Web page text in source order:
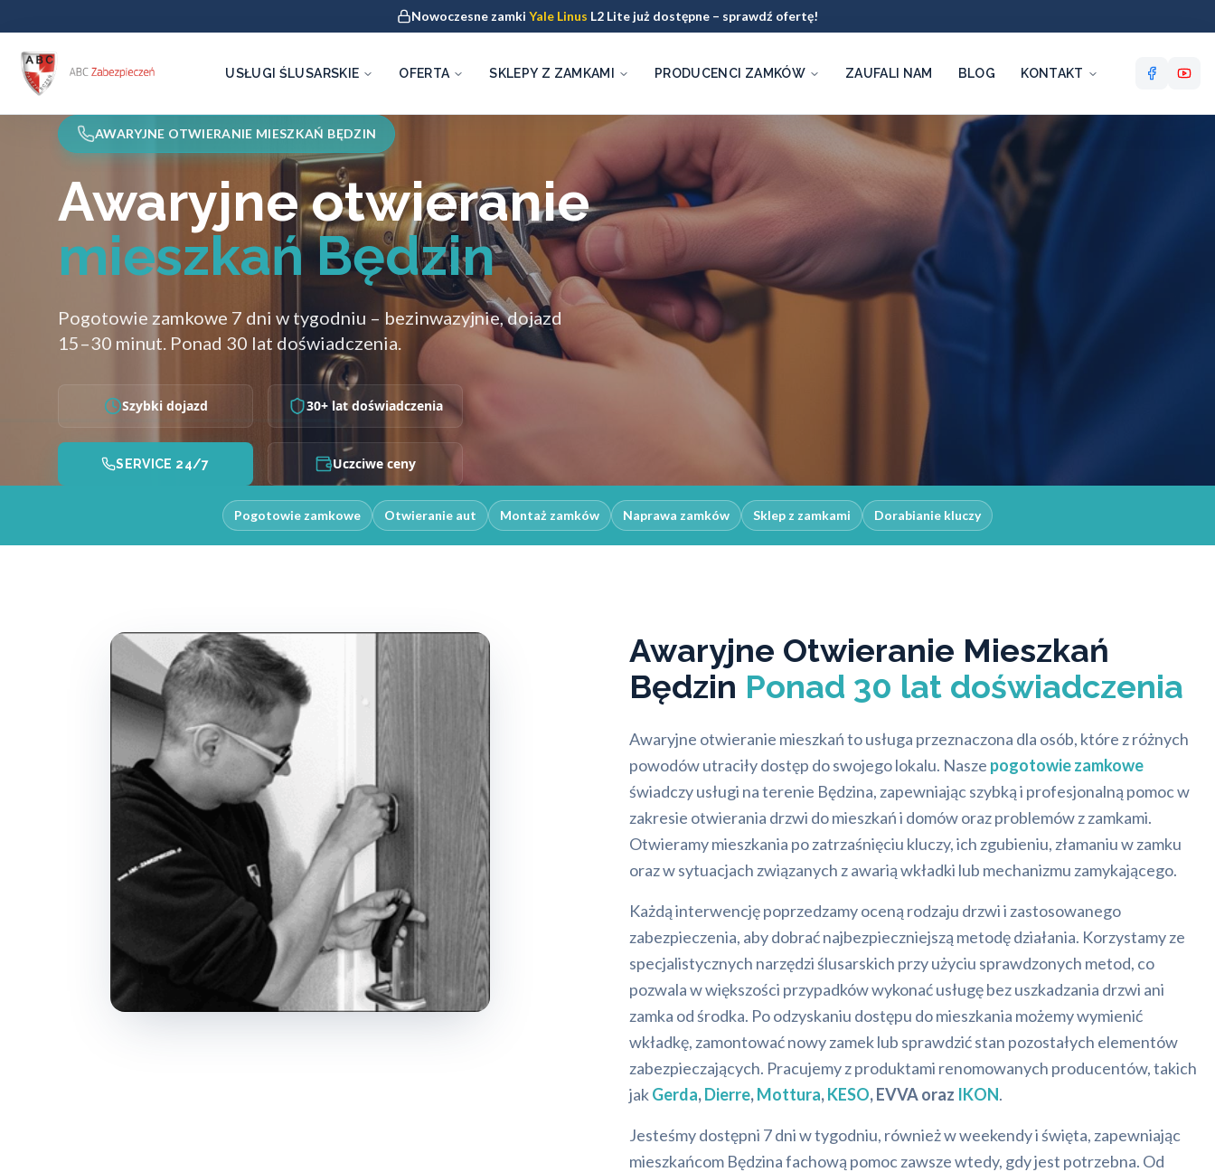
Nowoczesne zamki Yale Linus L2 Lite już dostępne – sprawdź ofertę!
USŁUGI ŚLUSARSKIE OFERTA SKLEPY Z ZAMKAMI PRODUCENCI ZAMKÓW ZAUFALI NAM BLOG KONTAKT
AWARYJNE OTWIERANIE MIESZKAŃ BĘDZIN
Awaryjne otwieranie
mieszkań Będzin
Pogotowie zamkowe 7 dni w tygodniu – bezinwazyjnie, dojazd
15–30 minut. Ponad 30 lat doświadczenia.
Szybki dojazd 30+ lat doświadczenia
SERVICE 24/7 Uczciwe ceny
Pogotowie zamkowe Otwieranie aut Montaż zamków Naprawa zamków Sklep z zamkami Dorabianie kluczy
Awaryjne Otwieranie Mieszkań
Będzin Ponad 30 lat doświadczenia
Awaryjne otwieranie mieszkań to usługa przeznaczona dla osób, które z różnych
powodów utraciły dostęp do swojego lokalu. Nasze pogotowie zamkowe
świadczy usługi na terenie Będzina, zapewniając szybką i profesjonalną pomoc w
zakresie otwierania drzwi do mieszkań i domów oraz problemów z zamkami.
Otwieramy mieszkania po zatrzaśnięciu kluczy, ich zgubieniu, złamaniu w zamku
oraz w sytuacjach związanych z awarią wkładki lub mechanizmu zamykającego.
Każdą interwencję poprzedzamy oceną rodzaju drzwi i zastosowanego
zabezpieczenia, aby dobrać najbezpieczniejszą metodę działania. Korzystamy ze
specjalistycznych narzędzi ślusarskich przy użyciu sprawdzonych metod, co
pozwala w większości przypadków wykonać usługę bez uszkadzania drzwi ani
zamka od środka. Po odzyskaniu dostępu do mieszkania możemy wymienić
wkładkę, zamontować nowy zamek lub sprawdzić stan pozostałych elementów
zabezpieczających. Pracujemy z produktami renomowanych producentów, takich
jakGerda,Dierre,Mottura,KESO, EVVA oraz IKON.
Jesteśmy dostępni 7 dni w tygodniu, również w weekendy i święta, zapewniając
mieszkańcom Będzina fachową pomoc zawsze wtedy, gdy jest potrzebna. Od